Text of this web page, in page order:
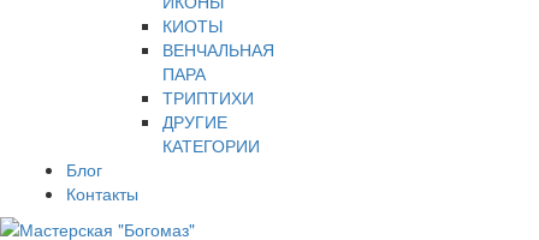
КИОТЫ
ВЕНЧАЛЬНАЯ
ПАРА
ТРИПТИХИ
ДРУГИЕ
КАТЕГОРИИ
Блог
Контакты